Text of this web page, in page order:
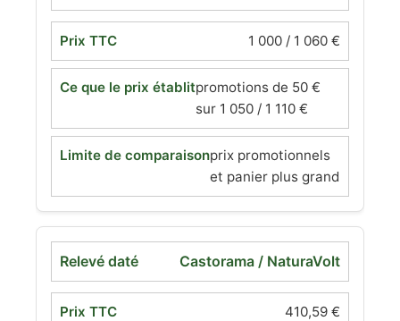
1 000 / 1 060 €
promotions de 50 €
sur 1 050 / 1 110 €
prix promotionnels
et panier plus grand
Castorama / NaturaVolt
410,59 €